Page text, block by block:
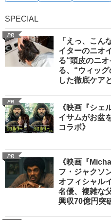
SPECIAL
PR
「えっ、こん
イターのニオ
る“頭皮のニ
る、“ウィッ
した徹底ケア
PR
《映画『シェ
イサムがお盆
コラボ》
PR
《映画『
フ・ジャクソ
オフィシャル
名優、複雑な
興収70億円突